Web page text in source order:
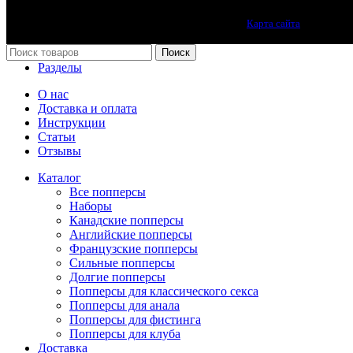
Карта сайта
Поиск
Разделы
О нас
Доставка и оплата
Инструкции
Статьи
Отзывы
Каталог
Все попперсы
Наборы
Канадcкие попперсы
Английские попперсы
Французские попперсы
Сильные попперсы
Долгие попперсы
Попперсы для классического секса
Попперсы для анала
Попперсы для фистинга
Попперсы для клуба
Доставка